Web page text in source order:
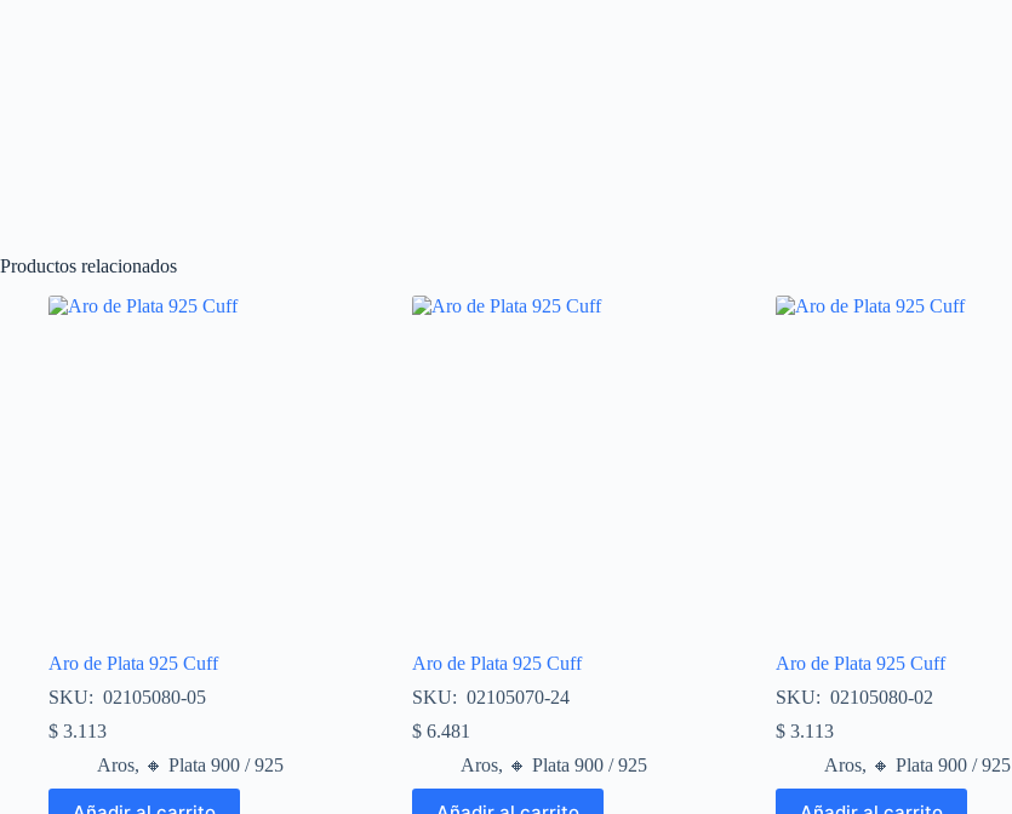
Productos relacionados
Aro de Plata 925 Cuff
SKU: 02105080-05
$ 3.113
Aros, 🔸​ Plata 900 / 925
Aro de Plata 925 Cuff
SKU: 02105070-24
$6.481
Aros, 🔸​ Plata 900 / 925
Aro de Plata 925 Cuff
SKU: 02105080-02
$3.113
Aros, 🔸​ Plata 900 / 925